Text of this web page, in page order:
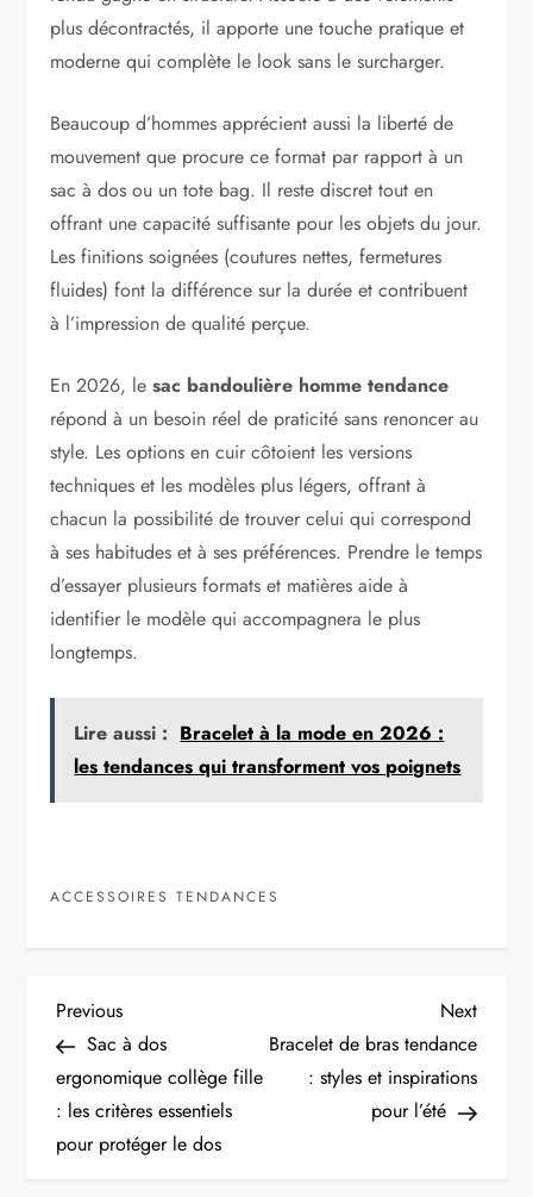
plus décontractés, il apporte une touche pratique et
moderne qui complète le look sans le surcharger.
Beaucoup d’hommes apprécient aussi la liberté de
mouvement que procure ce format par rapport à un
sac à dos ou un tote bag. Il reste discret tout en
offrant une capacité suffisante pour les objets du jour.
Les finitions soignées (coutures nettes, fermetures
fluides) font la différence sur la durée et contribuent
à l’impression de qualité perçue.
En 2026, lesac bandoulière homme tendance
répond à un besoin réel de praticité sans renoncer au
style. Les options en cuir côtoient les versions
techniques et les modèles plus légers, offrant à
chacun la possibilité de trouver celui qui correspond
à ses habitudes et à ses préférences. Prendre le temps
d’essayer plusieurs formats et matières aide à
identifier le modèle qui accompagnera le plus
longtemps.
Lire aussi : Bracelet à la mode en 2026 :
les tendances qui transforment vos poignets
ACCESSOIRES TENDANCES
N
a
v
Previous
Post
Previous
Sac à dos
ergonomique collège fille
: les critères essentiels
pour protéger le dos
Next
Post
Next
Bracelet de bras tendance
: styles et inspirations
pour l’été